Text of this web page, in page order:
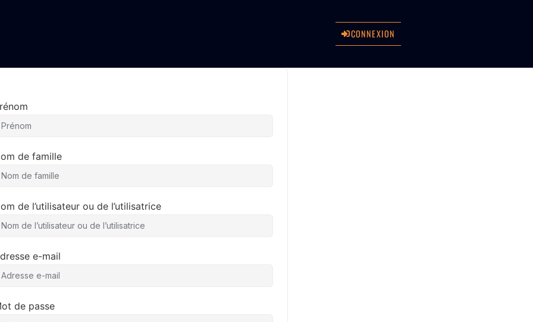
CONNEXION
de famille
de l’utilisateur ou de l’utilisatrice
e-mail
de passe